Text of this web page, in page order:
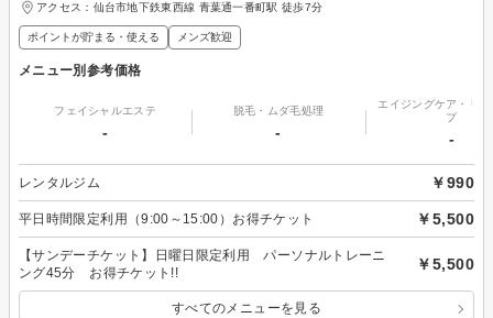
アクセス：仙台市地下鉄東西線 青葉通一番町駅 徒歩7分
ポイントが貯まる・使える メンズ歓迎
メニュー別参考価格
フェイシャルエステ
-
脱毛・ムダ毛処理
-
エイジングケア・リ
プ
-
レンタルジム ￥990
平日時間限定利用（9:00～15:00）お得チケット ￥5,500
【サンデーチケット】日曜日限定利用 パーソナルトレーニ
ング45分 お得チケット!!
￥5,500
すべてのメニューを見る